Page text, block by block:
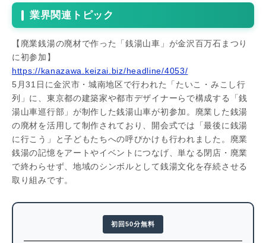
業界関連トピック
【廃業銭湯の廃材で作った「銭湯山車」が金沢百万石まつり
に初参加】
https://kanazawa.keizai.biz/headline/4053/
5月31日に金沢市・城南地区で行われた「たいこ・みこし行
列」に、東京都の建築家や都市デザイナーらで構成する「銭
湯山車巡行部」が制作した銭湯山車が初参加。廃業した銭湯
の廃材を活用して制作されており、開会式では「最後に銭湯
に行こう」と子どもたちへの呼びかけも行われました。廃業
銭湯の記憶をアートやイベントにつなげ、単なる閉店・廃業
で終わらせず、地域のシンボルとして銭湯文化を存続させる
取り組みです。
初回50分無料